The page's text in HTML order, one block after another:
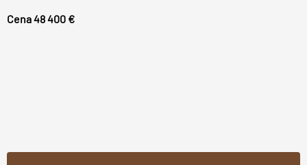
Cena 48 400 €